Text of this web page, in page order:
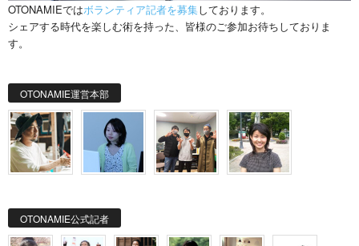
OTONAMIEではボランティア記者を募集しております。
シェアする時代を楽しむ術を持った、皆様のご参加お待ちしておりま
す。
OTONAMIE運営本部
OTONAMIE公式記者